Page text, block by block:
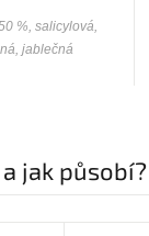
%, salicylová,
jablečná
jak působí?